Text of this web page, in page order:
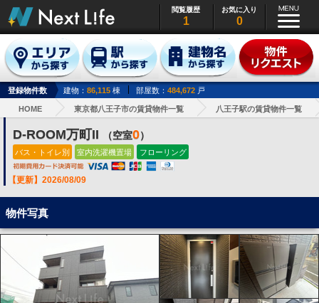
閲覧履歴
1
お気に入り
0
登録物件数 建物： 86,115 棟 部屋数： 484,672 戸
HOME 東京都八王子市の賃貸物件一覧 八王子駅の賃貸物件一覧
D-ROOM万町II （空室0）
バス・トイレ別 室内洗濯機置場 フローリング
【更新】2026/08/09
物件写真